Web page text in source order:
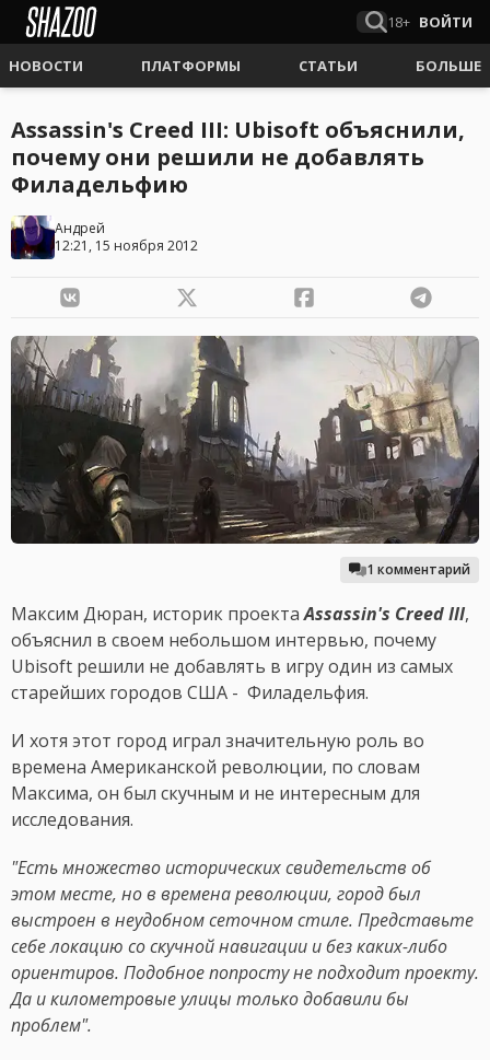
18+ ВОЙТИ
НОВОСТИ ПЛАТФОРМЫ СТАТЬИ БОЛЬШЕ
Assassin's Creed III: Ubisoft объяснили,
почему они решили не добавлять
Филадельфию
Андрей
12:21, 15 ноября 2012
1 комментарий
Максим Дюран, историк проектаAssassin's Creed III,
объяснил в своем небольшом интервью, почему
Ubisoft решили не добавлять в игру один из самых
старейших городов США - Филадельфия.
И хотя этот город играл значительную роль во
времена Американской революции, по словам
Максима, он был скучным и не интересным для
исследования.
"Есть множество исторических свидетельств об
этом месте, но в времена революции, город был
выстроен в неудобном сеточном стиле. Представьте
себе локацию со скучной навигации и без каких-либо
ориентиров. Подобное попросту не подходит проекту.
Да и километровые улицы только добавили бы
проблем".